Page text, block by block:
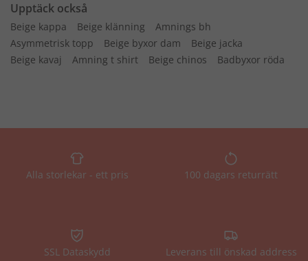
Upptäck också
Beige kappa Beige klänning
Amnings bh
Asymmetrisk topp
Beige byxor dam
Beige jacka
Beige kavaj
Amning t shirt Beige chinos Badbyxor röda
Alla storlekar - ett pris 100 dagars returrätt
SSL Dataskydd Leverans till önskad address